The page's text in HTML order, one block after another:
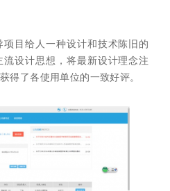
目给人一种设计和技术陈旧的
设计思想，将最新设计理念注
得了各使用单位的一致好评。